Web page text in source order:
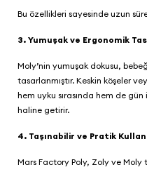
Bu özellikleri sayesinde uzun
3. Yumuşak ve Ergonomik
Moly’nin yumuşak dokusu,
tasarlanmıştır. Keskin köşeler
hem uyku sırasında hem de
haline getirir.
4. Taşınabilir ve Pratik
Mars Factory Poly, Zoly ve Moly